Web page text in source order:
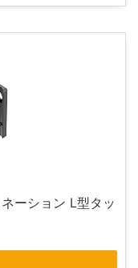
ーション L型タッ